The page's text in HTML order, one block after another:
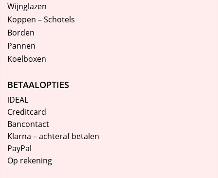
Wijnglazen
Koppen – Schotels
Borden
Pannen
Koelboxen
BETAALOPTIES
iDEAL
Creditcard
Bancontact
Klarna – achteraf betalen
PayPal
Op rekening